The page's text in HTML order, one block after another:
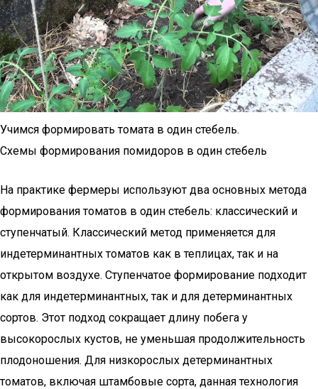
Учимся формировать томата в один стебель.
Схемы формирования помидоров в один стебель
На практике фермеры используют два основных метода
формирования томатов в один стебель: классический и
ступенчатый. Классический метод применяется для
индетерминантных томатов как в теплицах, так и на
открытом воздухе. Ступенчатое формирование подходит
как для индетерминантных, так и для детерминантных
сортов. Этот подход сокращает длину побега у
высокорослых кустов, не уменьшая продолжительность
плодоношения. Для низкорослых детерминантных
томатов, включая штамбовые сорта, данная технология